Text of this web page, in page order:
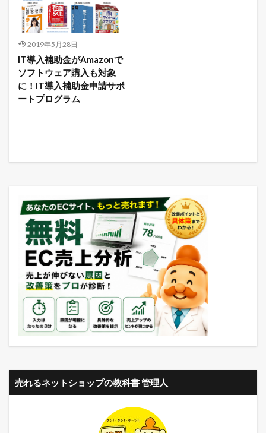
2019年5月28日
IT導入補助金がAmazonで
ソフトウェア購入も対象
に！IT導入補助金申請サポ
ートプログラム
売れるネットショップの教科書 管理人